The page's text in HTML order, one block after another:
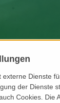
Dienste
der Dienste
Cookies. Die